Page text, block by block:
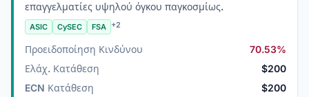
επαγγελματίες υψηλού όγκου παγκοσμίως.
ASIC CySEC FSA +2
Προειδοποίηση Κινδύνου
70.53%
Ελάχ. Κατάθεση
$200
ECN Κατάθεση
$200